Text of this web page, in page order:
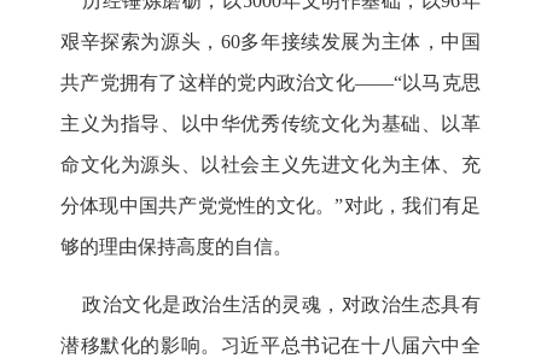
艰辛探索为源头，60多年接续发展为主体，中国
共产党拥有了这样的党内政治文化——“以马克思
主义为指导、以中华优秀传统文化为基础、以革
命文化为源头、以社会主义先进文化为主体、充
分体现中国共产党党性的文化。”对此，我们有足
够的理由保持高度的自信。
政治文化是政治生活的灵魂，对政治生态具有
潜移默化的影响。习近平总书记在十八届六中全